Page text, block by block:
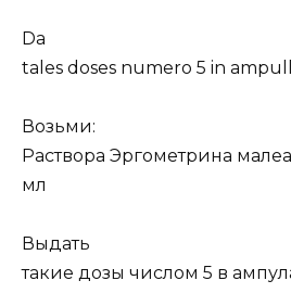
Da
tales doses numero 5 in
Возьми:
Раствора Эргометрина
мл
Выдать
такие дозы числом 5 в